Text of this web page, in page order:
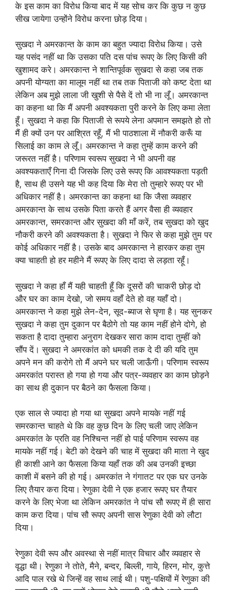
के इस काम का विरोध किया बाद में यह सोच कर कि कुछ न कुछ
सीख जायेगा उन्होंने विरोध करना छोड़ दिया।
सुखदा ने अमरकान्त के काम का बहुत ज्यादा विरोध किया। उसे
यह पसंद नहीं था कि उसका पति दस पांच रूपए के लिए किसी की
खुशामद करे। अमरकान्त ने शान्तिपूर्वक सुखदा से कहा जब तक
अपनी योग्यता का मालूम नहीं था तब तक पिताजी को कष्ट देता था
लेकिन अब मुझे लाला जी खुशी से पैसे दें तो भी ना लूँ। अमरकान्त
का कहना था कि मैं अपनी अवश्यकता पुरी करने के लिए कमा लेता
हूँ। सुखदा ने कहा कि पिताजी से रूपये लेना अपमान समझते हो तो
मैं ही क्यों उन पर आश्रित रहूँ, मैं भी पाठशाला में नौकरी करूँ या
सिलाई का काम ले लूँ। अमरकान्त ने कहा तुम्हें काम करने की
जरूरत नहीं है। परिणाम स्वरूप सुखदा ने भी अपनी वह
अवश्यकताएँ गिना दी जिसके लिए उसे रूपए कि आवश्यकता पड़ती
है, साथ ही उसने यह भी कह दिया कि मेरा तो तुम्हारे रूपए पर भी
अधिकार नहीं है। अमरकान्त का कहना था कि जैसा व्यवहार
अमरकान्त के साथ उसके पिता करते हैं अगर वैसा ही व्यवहार
अमरकान्त, समरकान्त और सुखदा की माँ करें, तब सुखदा को खुद
नौकरी करने की अवश्यकता है। सुखदा ने फिर से कहा मुझे तुम पर
कोई अधिकार नहीं है। उसके बाद अमरकान्त ने हारकर कहा तुम
क्या चाहती हो हर महीने मैं रूपए के लिए दादा से लड़ता रहूँ।
सुखदा ने कहा हाँ मैं यही चाहती हूँ कि दूसरों की चाकरी छोड़ दो
और घर का काम देखो, जो समय वहाँ देते हो वह यहाँ दो।
अमरकान्त ने कहा मुझे लेन-देन, सूद-ब्याज से घृणा है। यह सुनकर
सुखदा ने कहा तुम दुकान पर बैठोगे तो यह काम नहीं होने दोगे, हो
सकता है दादा तुम्हारा अनुराग देखकर सारा काम दादा तुम्हीं को
सौंप दें। सुखदा ने अमरकांत को धमकी तक दे दी की यदि तुम
अपने मन की करोगे तो मैं अपने घर चली जाऊँगी। परिणाम स्वरूप
अमरकांत परास्त हो गया हो गया और पत्र-व्यवहार का काम छोड़ने
का साथ ही दुकान पर बैठने का फैसला किया।
एक साल से ज्यादा हो गया था सुखदा अपने मायके नहीं गई
समरकान्त चाहते थे कि वह कुछ दिन के लिए चली जाए लेकिन
अमरकांत के प्रति वह निश्चिन्त नहीं हो पाई परिणाम स्वरूप वह
मायके नहीं गई। बेटी को देखने की चाह में सुखदा की माता ने खुद
ही काशी आने का फैसला किया यहाँ तक की अब उनकी इच्छा
काशी में बसने की हो गई। अमरकांत ने गंगातट पर एक घर उनके
लिए तैयार करा दिया। रेणुका देवी ने एक हजार रूपए घर तैयार
करने के लिए भेजा था लेकिन अमरकांत ने पांच सौ रूपए में ही सारा
काम करा दिया। पांच सौ रूपए अपनी सास रेणुका देवी को लौटा
दिया।
रेणुका देवी रूप और अवस्था से नहीं मात्र विचार और व्यवहार से
वृद्धा थी। रेणुका ने तोते, मैने, बन्दर, बिल्ली, गाये, हिरन, मोर, कुत्ते
आदि पाल रखे थे जिन्हें वह साथ लाई थी। पशु-पक्षियों में रेणुका की